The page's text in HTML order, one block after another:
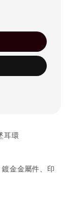
耳環
金金屬件、印